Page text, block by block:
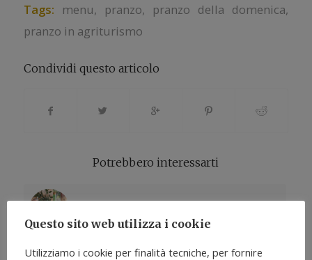
Tags: menu, pranzo, pranzo della domenica,
pranzo in agriturismo
Condividi questo articolo
Potrebbero interessarti
Questo sito web utilizza i cookie
Utilizziamo i cookie per finalità tecniche, per fornire